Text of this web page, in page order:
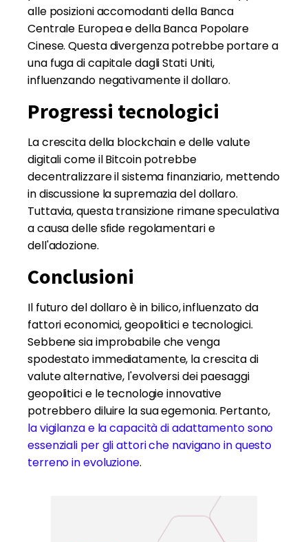
alle posizioni accomodanti della Banca
Centrale Europea e della Banca Popolare
Cinese. Questa divergenza potrebbe portare a
una fuga di capitale dagli Stati Uniti,
influenzando negativamente il dollaro.
Progressi tecnologici
La crescita della blockchain e delle valute
digitali come il Bitcoin potrebbe
decentralizzare il sistema finanziario, mettendo
in discussione la supremazia del dollaro.
Tuttavia, questa transizione rimane speculativa
a causa delle sfide regolamentari e
dell'adozione.
Conclusioni
Il futuro del dollaro è in bilico, influenzato da
fattori economici, geopolitici e tecnologici.
Sebbene sia improbabile che venga
spodestato immediatamente, la crescita di
valute alternative, l'evolversi dei paesaggi
geopolitici e le tecnologie innovative
potrebbero diluire la sua egemonia. Pertanto,
la vigilanza e la capacità di adattamento sono
essenziali per gli attori che navigano in questo
terreno in evoluzione.